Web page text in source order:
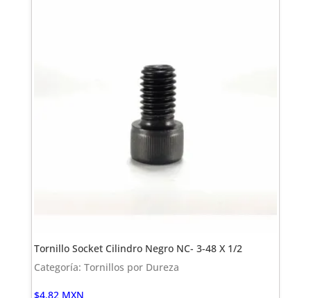
Tornillo Socket Cilindro Negro NC- 3-48 X 1/2
Categoría: Tornillos por Dureza
$4.82 MXN